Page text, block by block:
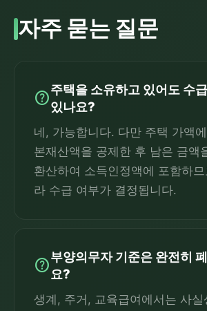
자주 묻는 질문
help주택을 소유하고 있어도 수
있나요?
네, 가능합니다. 다만 주택 가액
본재산액을 공제한 후 남은 금액
환산하여 소득인정액에 포함하
라 수급 여부가 결정됩니다.
help부양의무자 기준은 완전히
요?
생계, 주거, 교육급여에서는 사실